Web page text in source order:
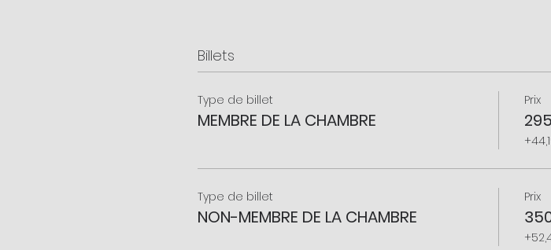
Comprenez-les pour mieux les maîtriser !
Réduisez votre culpabilité
Culpabiliser tout le temps signifie être
L'alimentation est au cœur de notre vie, combien
Billets
Type de billet
MEMBRE DE LA CHAMBRE
Prix
Type de billet
NON-MEMBRE DE LA CHAMBRE
Prix